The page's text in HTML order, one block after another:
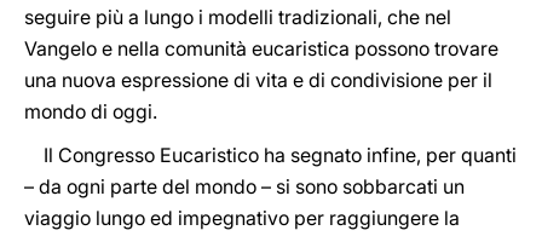
seguire più a lungo i modelli tradizionali, che nel
Vangelo e nella comunità eucaristica possono trovare
una nuova espressione di vita e di condivisione per il
mondo di oggi.
Il Congresso Eucaristico ha segnato infine, per quanti
– da ogni parte del mondo – si sono sobbarcati un
viaggio lungo ed impegnativo per raggiungere la